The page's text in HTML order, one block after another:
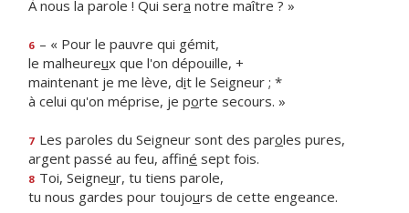
À nous la parole ! Qui sera notre maître ? »
6 – « Pour le pauvre qui gémit,
le malheureux que l'on dépouille, +
maintenant je me lève, dit le Seigneur ; *
à celui qu'on méprise, je porte secours. »
7 Les paroles du Seigneur sont des paroles pures,
argent passé au feu, affiné sept fois.
8 Toi, Seigneur, tu tiens parole,
tu nous gardes pour toujours de cette engeance.